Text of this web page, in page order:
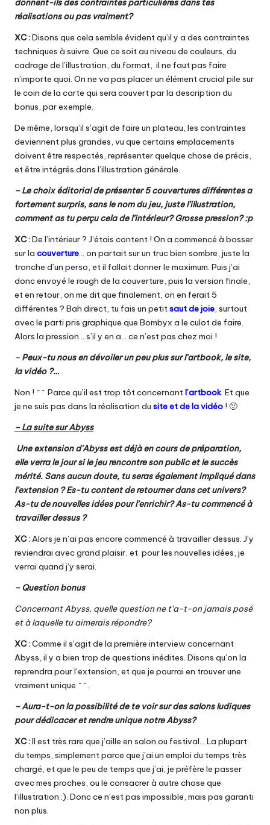
réalisations ou pas vraiment?
XC :Disons que cela semble évident qu’il y a des contraintes
techniques à suivre. Que ce soit au niveau de couleurs, du
cadrage de l’illustration, du format, il ne faut pas faire
n’importe quoi. On ne va pas placer un élément crucial pile sur
le coin de la carte qui sera couvert par la description du
bonus, par exemple.
De même, lorsqu’il s’agit de faire un plateau, les contraintes
deviennent plus grandes, vu que certains emplacements
doivent être respectés, représenter quelque chose de précis,
et être intégrés dans l’illustration générale.
– Le choix éditorial de présenter 5 couvertures différentes a
fortement surpris, sans le nom du jeu, juste l’illustration,
comment as tu perçu cela de l’intérieur? Grosse pression? :p
XC :De l’intérieur ? J’étais content ! On a commencé à bosser
sur la couverture … on partait sur un truc bien sombre, juste la
tronche d’un perso, et il fallait donner le maximum. Puis j’ai
donc envoyé le rough de la couverture, puis la version finale,
et en retour, on me dit que finalement, on en ferait 5
différentes ? Bah direct, tu fais un petit saut de joie , surtout
avec le parti pris graphique que Bombyx a le culot de faire.
Alors la pression… s’il y en a… ce n’est pas chez moi !
– Peux-tu nous en dévoiler un peu plus sur l’artbook, le site,
la vidéo ?…
Non ! ^^ Parce qu’il est trop tôt concernant l’artbook. Et que
je ne suis pas dans la réalisation du site et de la vidéo ! 🙂
– La suite sur Abyss
Une extension d’Abyss est déjà en cours de préparation,
elle verra le jour si le jeu rencontre son public et le succès
mérité. Sans aucun doute, tu seras également impliqué dans
l’extension ? Es-tu content de retourner dans cet univers?
As-tu de nouvelles idées pour l’enrichir? As-tu commencé à
travailler dessus ?
XC : Alors je n’ai pas encore commencé à travailler dessus. J’y
reviendrai avec grand plaisir, et pour les nouvelles idées, je
verrai quand j’y serai.
– Question bonus
Concernant Abyss, quelle question ne t’a-t-on jamais posé
et à laquelle tu aimerais répondre?
XC :Comme il s’agit de la première interview concernant
Abyss, il y a bien trop de questions inédites. Disons qu’on la
reprendra pour l’extension, et que je pourrai en trouver une
vraiment unique ^^.
– Aura-t-on la possibilité de te voir sur des salons ludiques
pour dédicacer et rendre unique notre Abyss?
XC :Il est très rare que j’aille en salon ou festival… La plupart
du temps, simplement parce que j’ai un emploi du temps très
chargé, et que le peu de temps que j’ai, je préfère le passer
avec mes proches, ou le consacrer à autre chose que
l’illustration :). Donc ce n’est pas impossible, mais pas garanti
non plus.